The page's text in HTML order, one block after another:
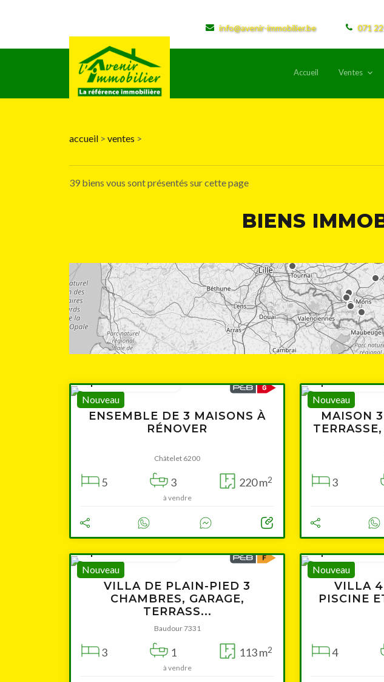
info@avenir-immobilier.be 071
Accueil Ventes
accueil > ventes >
39 biens vous sont présentés sur cette page
BIENS
+
−
Nouveau
à partir de 210 000 €
ENSEMBLE DE 3 MAISONS À
RÉNOVER
Châtelet 6200
5 3 220 m2
à vendre
Nouveau
à partir de 179
MAISON
3
Nouveau
à partir de 269 000 €
VILLA DE PLAIN-PIED 3
CHAMBRES, GARAGE,
TERRASS...
Baudour 7331
3 1 113 m2
à vendre
Nouveau
à partir de 299
VILLA 4
PISCINE
4